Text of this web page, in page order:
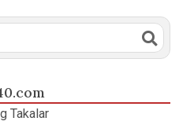
Takalar